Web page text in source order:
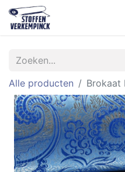
Alle producten Brokaat